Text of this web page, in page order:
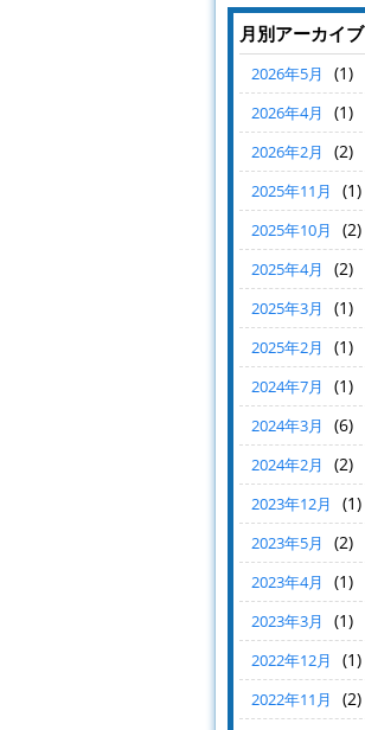
月別アーカイブ
2026年5月 (1)
2026年4月 (1)
2026年2月 (2)
2025年11月 (1)
2025年10月 (2)
2025年4月 (2)
2025年3月 (1)
2025年2月 (1)
2024年7月 (1)
2024年3月 (6)
2024年2月 (2)
2023年12月 (1)
2023年5月 (2)
2023年4月 (1)
2023年3月 (1)
2022年12月 (1)
2022年11月 (2)